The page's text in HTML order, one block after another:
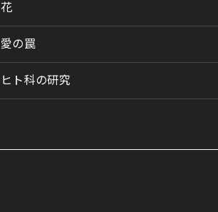
花
愛の罠
ヒト科の研究